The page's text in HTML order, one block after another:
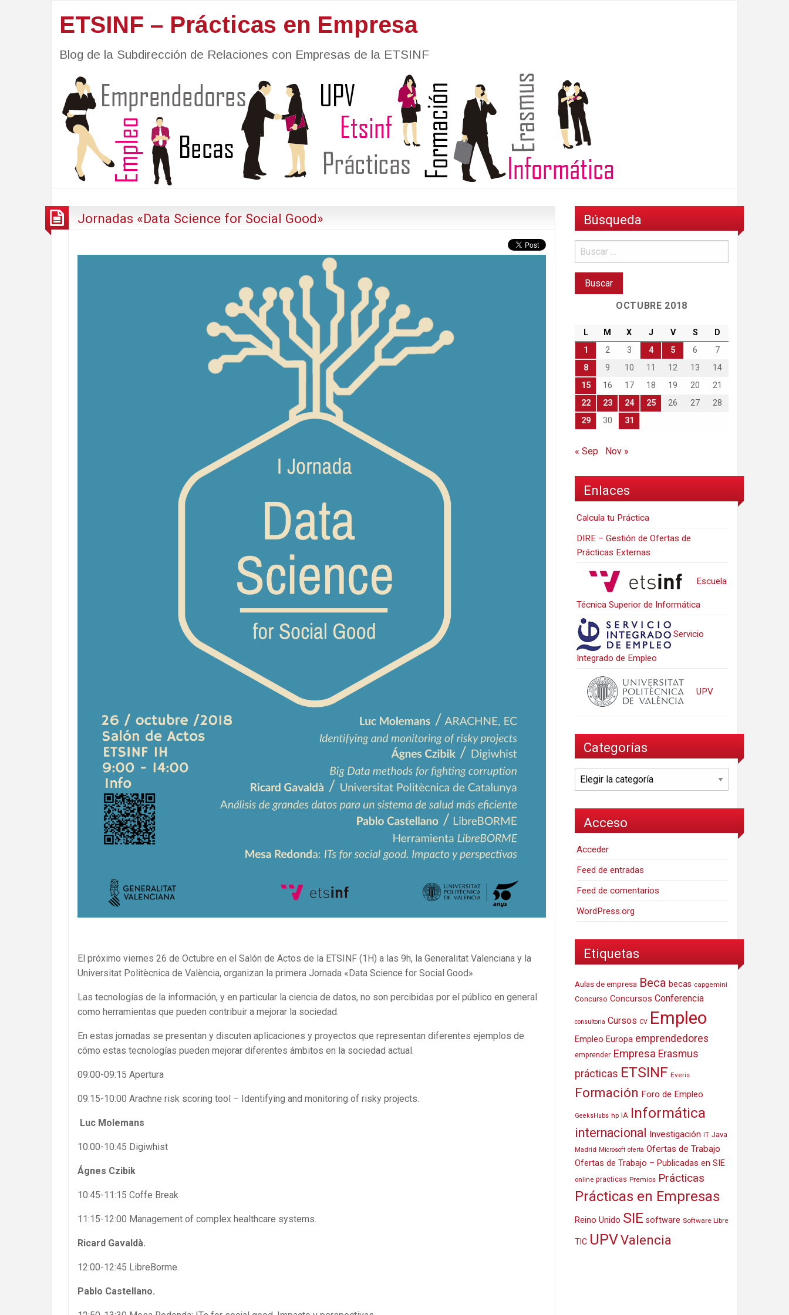
ETSINF – Prácticas en Empresa
Blog de la Subdirección de Relaciones con Empresas de la ETSINF
Jornadas «Data Science for Social Good»
El próximo viernes 26 de Octubre en el Salón de Actos de la ETSINF (1H) a las 9h, la Generalitat Valenciana y la
Universitat Politècnica de València, organizan la primera Jornada «Data Science for Social Good».
Las tecnologías de la información, y en particular la ciencia de datos, no son percibidas por el público en general
como herramientas que pueden contribuir a mejorar la sociedad.
En estas jornadas se presentan y discuten aplicaciones y proyectos que representan diferentes ejemplos de
cómo estas tecnologías pueden mejorar diferentes ámbitos en la sociedad actual.
09:00-09:15 Apertura
09:15-10:00 Arachne risk scoring tool – Identifying and monitoring of risky projects.
Luc Molemans
10:00-10:45 Digiwhist
Ágnes Czibik
10:45-11:15 Coffe Break
11:15-12:00 Management of complex healthcare systems.
Ricard Gavaldà.
12:00-12:45 LibreBorme.
Pablo Castellano.
Búsqueda
OCTUBRE 2018
L M X J V S
D
1
2 3 4 5 6
7
8
9 10 11 12 13
14
15
16 17 18 19 20
21
22
23 24 25 26 27
28
29
30 31
« Sep Nov »
Enlaces
Calcula tu Práctica
DIRE – Gestión de Ofertas de
Prácticas Externas
Escuela
Técnica Superior de Informática
Servicio
Integrado de Empleo
UPV
Categorías
Categorías
Acceso
Acceder
Feed de entradas
Feed de comentarios
WordPress.org
Etiquetas
Aulas de empresa Beca becas capgemini
Concurso Concursos Conferencia
consultoria Cursos CV Empleo
Empleo Europa emprendedores
emprender Empresa Erasmus
prácticas ETSINF Everis
Formación Foro de Empleo
GeeksHubs hp IA Informática
internacional Investigación IT Java
Madrid Microsoft oferta Ofertas de Trabajo
Ofertas de Trabajo – Publicadas en SIE
online practicas Premios Prácticas
Prácticas en Empresas
Reino Unido SIE software Software Libre
TIC UPVValencia